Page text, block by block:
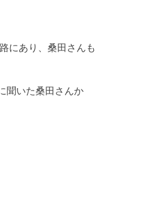
にあり、桑田さんも
聞いた桑田さんか